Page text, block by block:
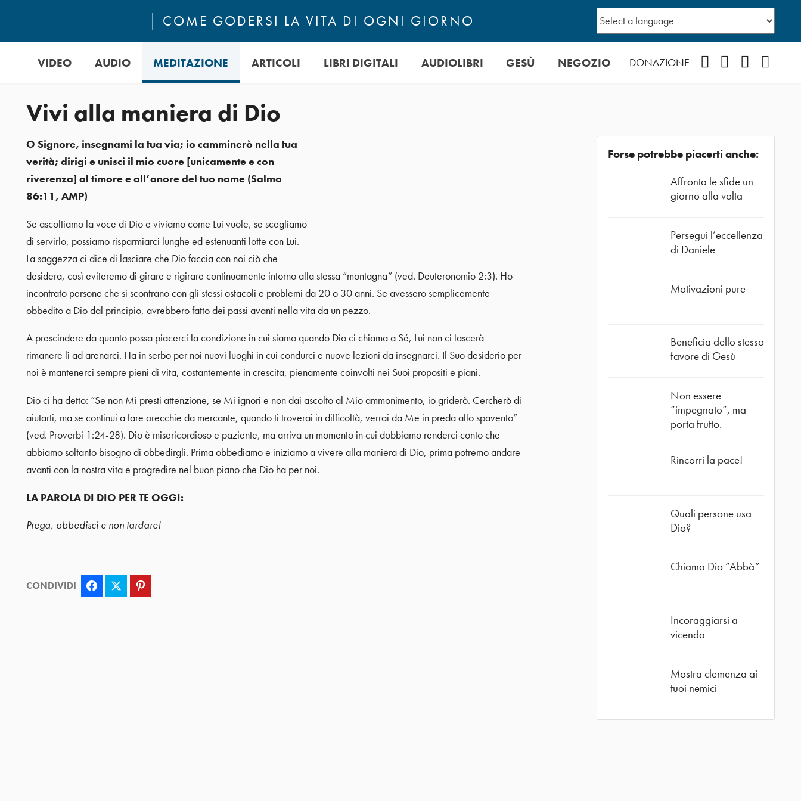
COME GODERSI LA VITA DI OGNI GIORNO
VIDEO AUDIO MEDITAZIONE ARTICOLI LIBRI DIGITALI AUDIOLIBRI GESÙ NEGOZIO DONAZIONE
Vivi alla maniera di Dio
O Signore, insegnami la tua via; io camminerò nella tua
verità; dirigi e unisci il mio cuore [unicamente e con
riverenza] al timore e all’onore del tuo nome (Salmo
86:11, AMP)
Se ascoltiamo la voce di Dio e viviamo come Lui vuole, se scegliamo
di servirlo, possiamo risparmiarci lunghe ed estenuanti lotte con Lui.
La saggezza ci dice di lasciare che Dio faccia con noi ciò che
desidera, così eviteremo di girare e rigirare continuamente intorno alla stessa “montagna” (ved. Deuteronomio 2:3). Ho
incontrato persone che si scontrano con gli stessi ostacoli e problemi da 20 o 30 anni. Se avessero semplicemente
obbedito a Dio dal principio, avrebbero fatto dei passi avanti nella vita da un pezzo.
A prescindere da quanto possa piacerci la condizione in cui siamo quando Dio ci chiama a Sé, Lui non ci lascerà
rimanere lì ad arenarci. Ha in serbo per noi nuovi luoghi in cui condurci e nuove lezioni da insegnarci. Il Suo desiderio per
noi è mantenerci sempre pieni di vita, costantemente in crescita, pienamente coinvolti nei Suoi propositi e piani.
Dio ci ha detto: “Se non Mi presti attenzione, se Mi ignori e non dai ascolto al Mio ammonimento, io griderò. Cercherò di
aiutarti, ma se continui a fare orecchie da mercante, quando ti troverai in difficoltà, verrai da Me in preda allo spavento”
(ved. Proverbi 1:24-28). Dio è misericordioso e paziente, ma arriva un momento in cui dobbiamo renderci conto che
abbiamo soltanto bisogno di obbedirgli. Prima obbediamo e iniziamo a vivere alla maniera di Dio, prima potremo andare
avanti con la nostra vita e progredire nel buon piano che Dio ha per noi.
LA PAROLA DI DIO PER TE OGGI:
Prega, obbedisci e non tardare!
CONDIVIDI Facebook Twitter
Forse potrebbe piacerti anche:
Affronta le sfide un
giorno alla volta
Persegui l’eccellenza
di Daniele
Motivazioni pure
Beneficia dello stesso
favore di Gesù
Non essere
“impegnato”, ma
porta frutto.
Rincorri la pace!
Quali persone usa
Dio?
Chiama Dio “Abbà”
Incoraggiarsi a
vicenda
Mostra clemenza ai
tuoi nemici